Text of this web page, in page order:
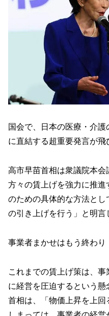
国会で、日本の医療・介
に直結する超重要発言が飛
高市早苗首相は衆議院本会
方々の賃上げを強力に推
のための具体的な方法と
の引き上げを行う」と明言
事業者まかせはもう終わ
これまでの賃上げ策は、
に経営を圧迫するという
首相は、「物価上昇を上